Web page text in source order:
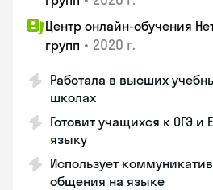
Центр онлайн-обучения
групп • 2020 г.
Работала в высших
школах
Готовит учащихся к ОГЭ и
языку
Использует
общения на языке